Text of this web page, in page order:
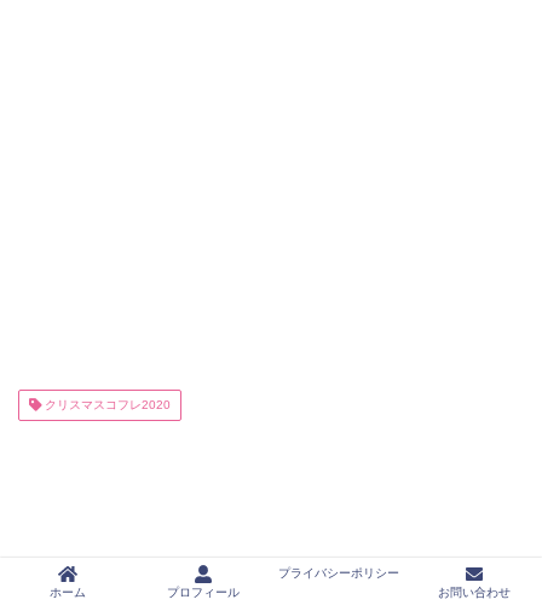
クリスマスコフレ2020
ホーム プロフィール
プライバシーポリシー
お問い合わせ